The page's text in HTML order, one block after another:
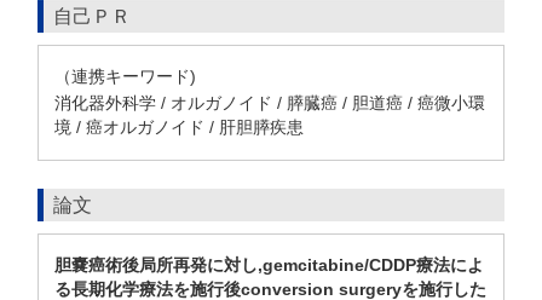
自己ＰＲ
（連携キーワード)
消化器外科学 / オルガノイド / 膵臓癌 / 胆道癌 / 癌微小環
境 / 癌オルガノイド / 肝胆膵疾患
論文
胆嚢癌術後局所再発に対し,gemcitabine/CDDP療法によ
る長期化学療法を施行後conversion surgeryを施行した